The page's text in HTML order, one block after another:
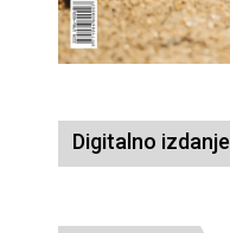
Digitalno izdanje